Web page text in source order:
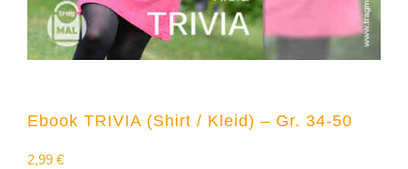
Ebook TRIVIA (Shirt / Kleid) – Gr. 34-50
2,99 €